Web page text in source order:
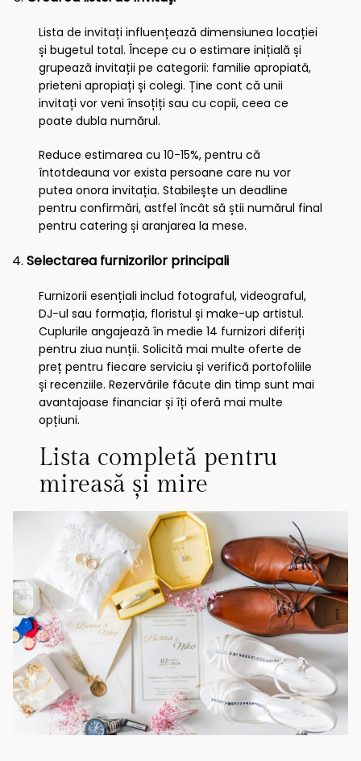
Lista de invitați influențează dimensiunea locației
și bugetul total. Începe cu o estimare inițială și
grupează invitații pe categorii: familie apropiată,
prieteni apropiați și colegi. Ține cont că unii
invitați vor veni însoțiți sau cu copii, ceea ce
poate dubla numărul.
Reduce estimarea cu 10-15%, pentru că
întotdeauna vor exista persoane care nu vor
putea onora invitația. Stabilește un deadline
pentru confirmări, astfel încât să știi numărul final
pentru catering și aranjarea la mese.
Selectarea furnizorilor principali
Furnizorii esențiali includ fotograful, videograful,
DJ-ul sau formația, floristul și make-up artistul.
Cuplurile angajează în medie 14 furnizori diferiți
pentru ziua nunții. Solicită mai multe oferte de
preț pentru fiecare serviciu și verifică portofoliile
și recenziile. Rezervările făcute din timp sunt mai
avantajoase financiar și îți oferă mai multe
opțiuni.
Lista completă pentru
mireasă și mire